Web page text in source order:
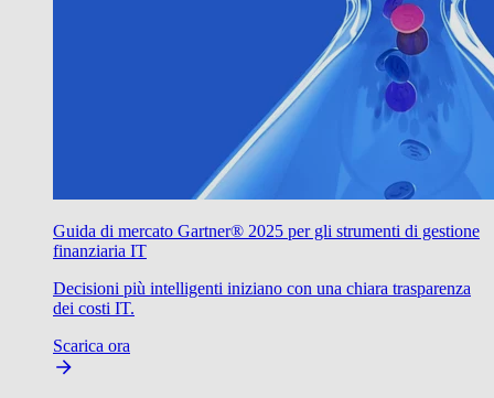
Guida di mercato Gartner® 2025 per gli strumenti di gestione
finanziaria IT
Decisioni più intelligenti iniziano con una chiara trasparenza
dei costi IT.
Scarica ora